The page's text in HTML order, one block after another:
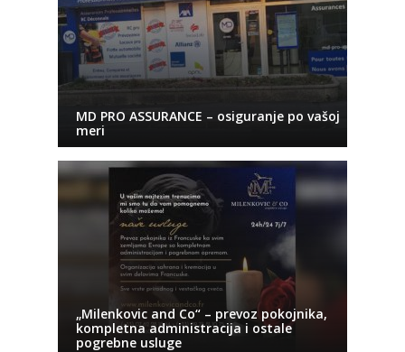
MD PRO ASSURANCE – osiguranje po vašoj
meri
„Milenkovic and Co“ – prevoz pokojnika,
kompletna administracija i ostale
pogrebne usluge